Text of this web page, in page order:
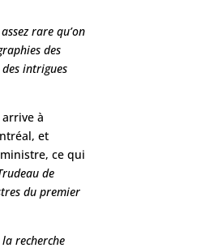
assez rare qu’on
des
intrigues
à
et
ce qui
de
du premier
recherche